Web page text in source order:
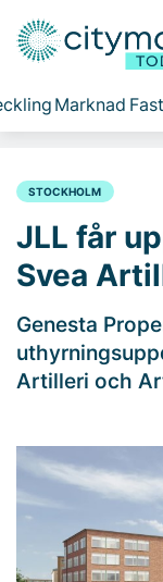
Marknad
STOCKHOLM
JLL får
Svea
Genesta
Artilleri och